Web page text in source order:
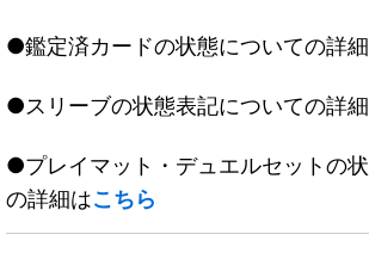
●鑑定済カードの状態についての詳
●スリーブの状態表記についての詳
●プレイマット・デュエルセットの
の詳細はこちら